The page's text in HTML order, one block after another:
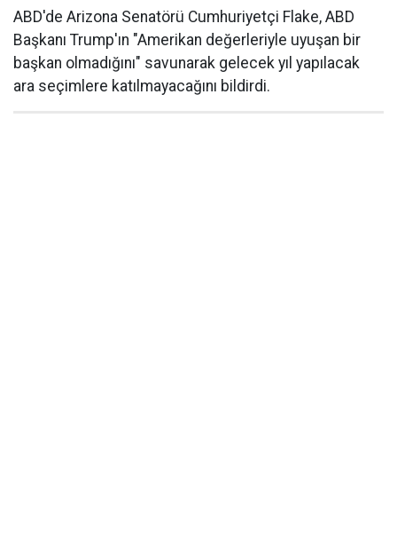
ABD'de Arizona Senatörü Cumhuriyetçi Flake, ABD
Başkanı Trump'ın "Amerikan değerleriyle uyuşan bir
başkan olmadığını" savunarak gelecek yıl yapılacak
ara seçimlere katılmayacağını bildirdi.